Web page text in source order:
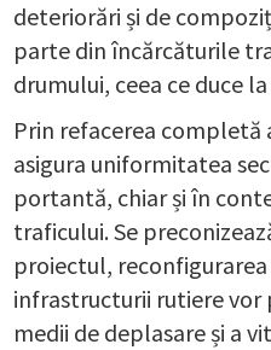
deteriorări și de
parte din încărcăturile
drumului, ceea ce duce
Prin refacerea completă
asigura uniformitatea
portantă, chiar și în
traficului. Se
proiectul,
infrastructurii rutiere vor
medii de deplasare și a